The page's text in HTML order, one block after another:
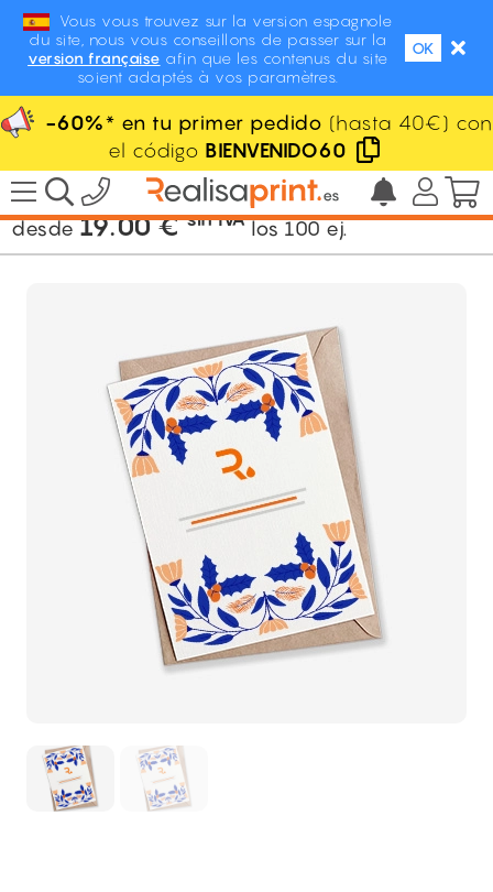
Vous vous trouvez sur la version espagnole
du site, nous vous conseillons de passer sur la
version française afin que les contenus du site
soient adaptés à vos paramètres.
OK
-60%* en tu primer pedido (hasta 40€) con
el código BIENVENIDO60
/ Papelería / Tarjeta de felicitación
desde 19.00€ sin IVA los 100 ej.